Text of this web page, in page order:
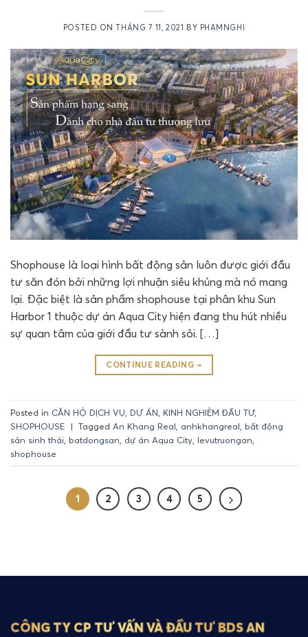
POSTED ONTHÁNG 7 11, 2021 BY PHAMNGHI
Shophouse là loại hình bất động sản luôn được giới đầu
tư săn đón bởi những lợi nhuận siêu khủng mà nó mang
lại. Đặc biệt là sản phẩm shophouse tại phân khu Sun
Harbor 1 thuộc dự án Aqua City hiện đang thu hút nhiều
sự quan tâm của giới đầu tư sành sỏi. […]
CONTINUE READING →
Posted in CĂN HỘ DỊCH VỤ DỰ ÁN KINH NGHIỆM ĐẦU TƯ,
SHOPHOUSE
| Tagged An Khang Real anhkhangreal bất động
sản sinh thái batdongsan dự án Aqua City levutruongan
shophouse
1 2 3 4 5
CÔNG TY CP TƯ VẤN VÀ ĐẦU TƯ BDS AN